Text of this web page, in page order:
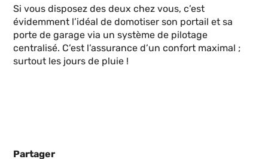
Si vous disposez des deux chez vous, c’est
évidemment l’idéal de domotiser son portail et sa
porte de garage via un système de pilotage
centralisé. C’est l’assurance d’un confort maximal ;
surtout les jours de pluie !
Partager